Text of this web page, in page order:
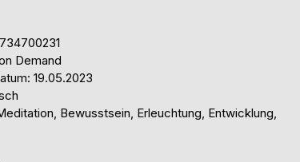
Demand
19.05.2023
Bewusstsein, Erleuchtung, Entwicklung,